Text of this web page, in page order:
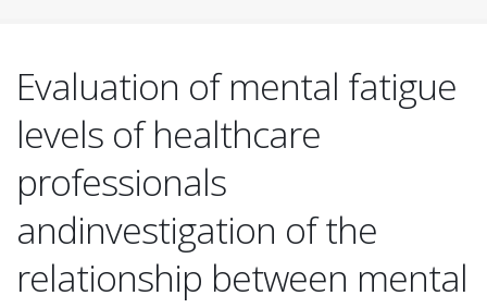
Evaluation of mental fatigue
levels of healthcare
professionals
andinvestigation of the
relationship between mental